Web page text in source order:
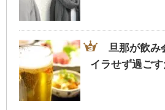
旦那が飲
イラせず過ご